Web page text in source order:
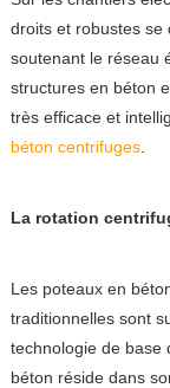
droits et robustes se
soutenant le réseau
structures en béton
très efficace et
béton centrifuges.
La rotation
Les poteaux en
traditionnelles sont
technologie de base
béton réside dans